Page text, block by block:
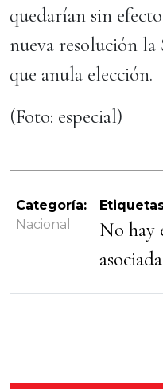
quedarían sin
nueva resolución la
que anula elección.
(Foto: especial)
Categoría:
Nacional
No hay